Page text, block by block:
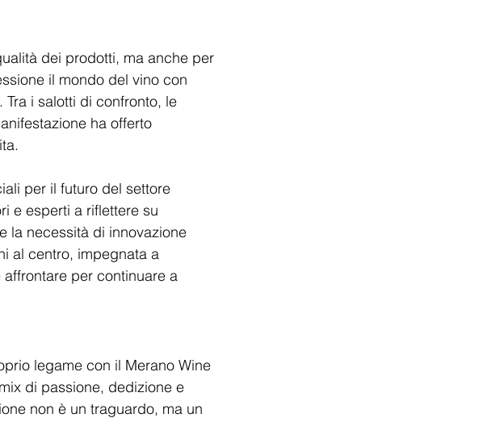
dei prodotti, ma anche per
il mondo del vino con
i salotti di confronto, le
ha offerto
per il futuro del settore
e esperti a riflettere su
la necessità di innovazione
al centro, impegnata a
per continuare a
legame con il Merano Wine
di passione, dedizione e
non è un traguardo, ma un